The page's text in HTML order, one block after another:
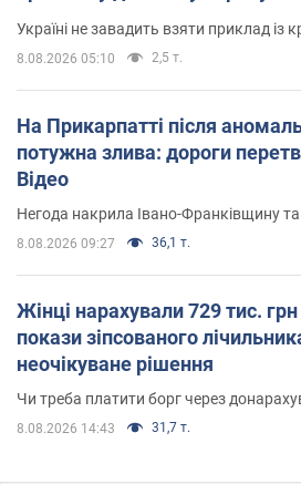
Україні не завадить взяти приклад із
8.08.2026 05:10 2,5 т.
На Прикарпатті після
потужна злива: дороги
Відео
Негода накрила Івано-Франківщину
8.08.2026 09:27 36,1 т.
Жінці нарахували 729 тис.
покази зіпсованого
неочікуване рішення
Чи треба платити борг через
8.08.2026 14:43 31,7 т.